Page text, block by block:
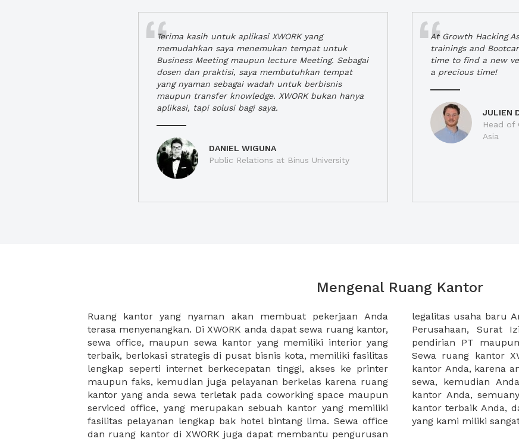
Terima kasih untuk aplikasi XWORK yang
memudahkan saya menemukan tempat untuk
Business Meeting maupun lecture Meeting. Sebagai
dosen dan praktisi, saya membutuhkan tempat
yang nyaman sebagai wadah untuk berbisnis
maupun transfer knowledge. XWORK bukan hanya
aplikasi, tapi solusi bagi saya.
DANIEL WIGUNA
Public Relations at Binus University
At Growth Hacking
trainings and
time to find a new
a precious time!
JULIEN
Head of
Asia
Mengenal Ruang Kantor
Ruang kantor yang nyaman akan membuat pekerjaan Anda
terasa menyenangkan. Di XWORK anda dapat sewa ruang kantor,
sewa office, maupun sewa kantor yang memiliki interior yang
terbaik, berlokasi strategis di pusat bisnis kota, memiliki fasilitas
lengkap seperti internet berkecepatan tinggi, akses ke printer
maupun faks, kemudian juga pelayanan berkelas karena ruang
kantor yang anda sewa terletak pada coworking space maupun
serviced office, yang merupakan sebuah kantor yang memiliki
fasilitas pelayanan lengkap bak hotel bintang lima. Sewa office
dan ruang kantor di XWORK juga dapat membantu pengurusan
legalitas usaha baru Anda, seperti surat domisili, Tanda Domisili
Perusahaan, Surat Izin Usaha Perdagangan, dan atau akte
pendirian PT maupun akte pendirian CV untuk usaha Anda.
Sewa ruang kantor XWORK juga mempermudah proses sewa
kantor Anda, karena anda dapat memilih kantor yang akan anda
sewa, kemudian Anda dapat survey atau mengunjungi calon
kantor Anda, semuanya akan dibuat lebih mudah untuk sewa
kantor terbaik Anda, dan juga sewa kantor murah karena harga
yang kami miliki